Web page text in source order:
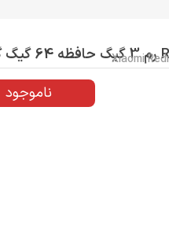
Xiaomi
ناموجود